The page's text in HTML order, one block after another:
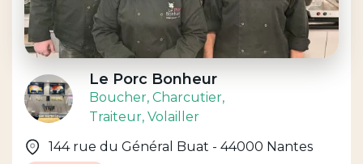
Le Porc Bonheur
Boucher, Charcutier,
Traiteur, Volailler
144 rue du Général Buat - 44000 Nantes